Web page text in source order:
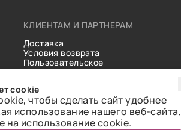
КЛИЕНТАМ И ПАРТНЕРАМ
Доставка
Условия возврата
Пользовательское
соглашение
Статьи
cookie
чтобы сделать сайт удобнее
использование нашего веб-сайта,
на использование cookie.